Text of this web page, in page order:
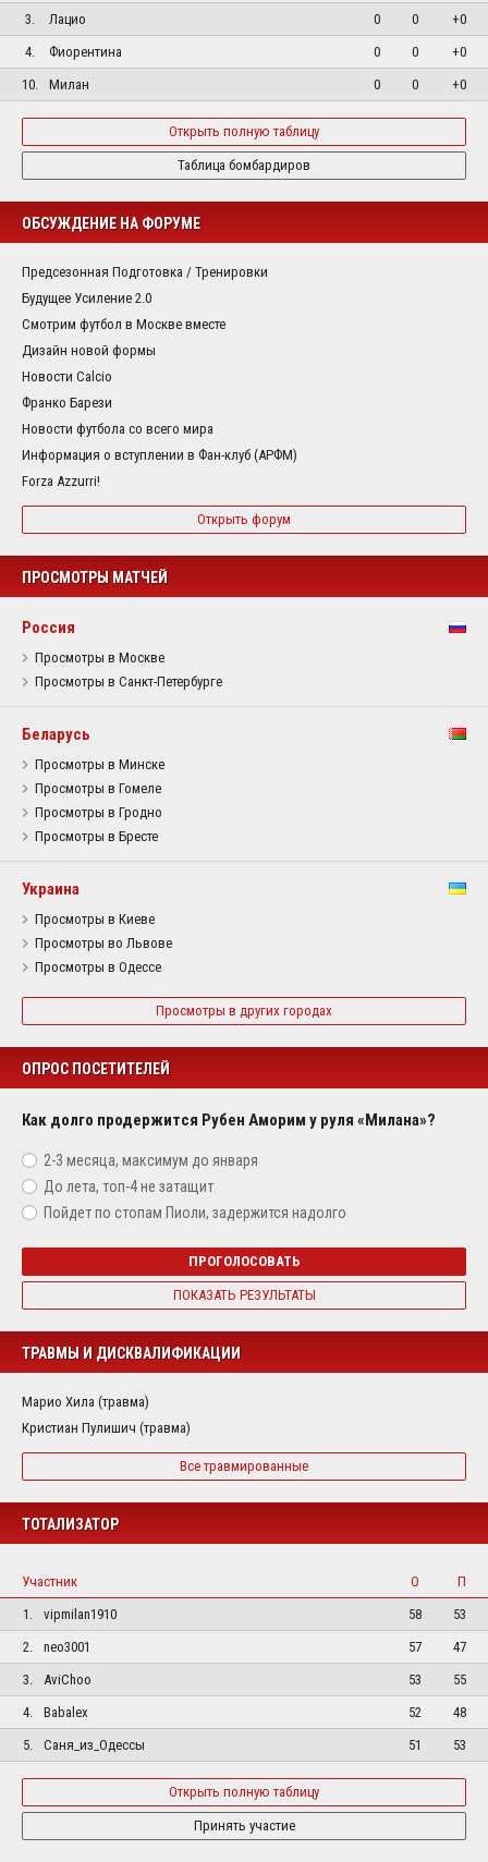
3.
Лацио 0 0
+0
4.
Фиорентина 0 0
+0
10.
Милан 0 0 +0
Открыть полную таблицу
Таблица бомбардиров
ОБСУЖДЕНИЕ НА ФОРУМЕ
Предсезонная Подготовка / Тренировки
Будущее Усиление 2.0
Смотрим футбол в Москве вместе
Дизайн новой формы
Новости Calcio
Франко Барези
Новости футбола со всего мира
Информация о вступлении в Фан-клуб (АРФМ)
Forza Azzurri!
Открыть форум
ПРОСМОТРЫ МАТЧЕЙ
Россия
Просмотры в Москве
Просмотры в Санкт-Петербурге
Беларусь
Просмотры в Минске
Просмотры в Гомеле
Просмотры в Гродно
Просмотры в Бресте
Украина
Просмотры в Киеве
Просмотры во Львове
Просмотры в Одессе
Просмотры в других городах
ОПРОС ПОСЕТИТЕЛЕЙ
Как долго продержится Рубен Аморим у руля «Милана»?
2-3 месяца, максимум до января
До лета, топ-4 не затащит
Пойдет по стопам Пиоли, задержится надолго
ПРОГОЛОСОВАТЬ
ПОКАЗАТЬ РЕЗУЛЬТАТЫ
ТРАВМЫ И ДИСКВАЛИФИКАЦИИ
Марио Хила (травма)
Кристиан Пулишич (травма)
Все травмированные
ТОТАЛИЗАТОР
Участник О
П
1.
vipmilan1910 58
53
2.
neo3001 57
47
3.
AviChoo 53
55
4.
Babalex 52
48
5.
Саня_из_Одессы 51 53
Открыть полную таблицу
Принять участие